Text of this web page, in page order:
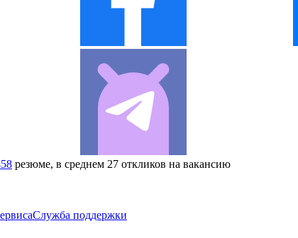
резюме, в среднем 27 откликов на вакансию
Служба поддержки